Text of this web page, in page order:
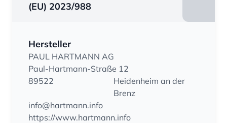
(EU) 2023/988
Hersteller
PAUL HARTMANN AG
Paul-Hartmann-Straße 12
89522
Heidenheim an der
Brenz
info@hartmann.info
https://www.hartmann.info